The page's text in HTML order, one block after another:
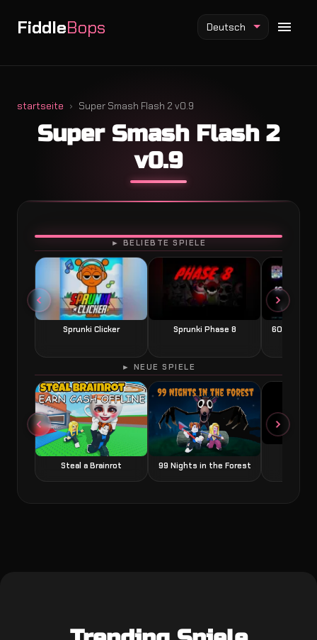
FiddleBops
Fiddlebops Mod
Incredibox Mod
Deutsch
startseite Super Smash Flash 2 v0.9
Super Smash Flash 2
v0.9
► BELIEBTE SPIELE
Sprunki Clicker Sprunki Phase 8 60
SPIELEN
► NEUE SPIELE
Steal a Brainrot 99 Nights in the Forest